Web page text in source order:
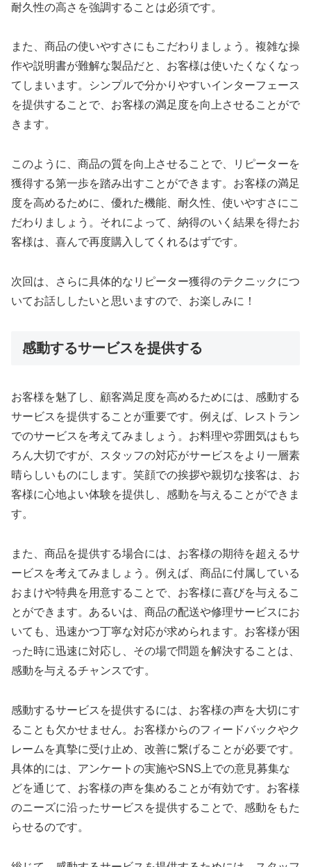
耐久性の高さを強調することは必須です。
また、商品の使いやすさにもこだわりましょう。複雑な操
作や説明書が難解な製品だと、お客様は使いたくなくなっ
てしまいます。シンプルで分かりやすいインターフェース
を提供することで、お客様の満足度を向上させることがで
きます。
このように、商品の質を向上させることで、リピーターを
獲得する第一歩を踏み出すことができます。お客様の満足
度を高めるために、優れた機能、耐久性、使いやすさにこ
だわりましょう。それによって、納得のいく結果を得たお
客様は、喜んで再度購入してくれるはずです。
次回は、さらに具体的なリピーター獲得のテクニックにつ
いてお話ししたいと思いますので、お楽しみに！
感動するサービスを提供する
お客様を魅了し、顧客満足度を高めるためには、感動する
サービスを提供することが重要です。例えば、レストラン
でのサービスを考えてみましょう。お料理や雰囲気はもち
ろん大切ですが、スタッフの対応がサービスをより一層素
晴らしいものにします。笑顔での挨拶や親切な接客は、お
客様に心地よい体験を提供し、感動を与えることができま
す。
また、商品を提供する場合には、お客様の期待を超えるサ
ービスを考えてみましょう。例えば、商品に付属している
おまけや特典を用意することで、お客様に喜びを与えるこ
とができます。あるいは、商品の配送や修理サービスにお
いても、迅速かつ丁寧な対応が求められます。お客様が困
った時に迅速に対応し、その場で問題を解決することは、
感動を与えるチャンスです。
感動するサービスを提供するには、お客様の声を大切にす
ることも欠かせません。お客様からのフィードバックやク
レームを真摯に受け止め、改善に繋げることが必要です。
具体的には、アンケートの実施やSNS上での意見募集な
どを通じて、お客様の声を集めることが有効です。お客様
のニーズに沿ったサービスを提供することで、感動をもた
らせるのです。